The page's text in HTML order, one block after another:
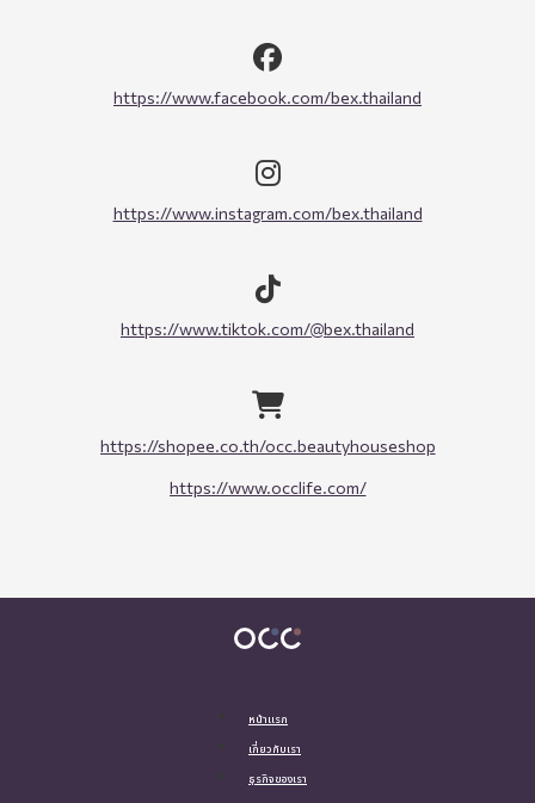
https://www.facebook.com/bex.thailand
https://www.instagram.com/bex.thailand
https://www.tiktok.com/@bex.thailand
https://shopee.co.th/occ.beautyhouseshop
https://www.occlife.com/
หน้าแรก
เกี่ยวกับเรา
ธุรกิจของเรา